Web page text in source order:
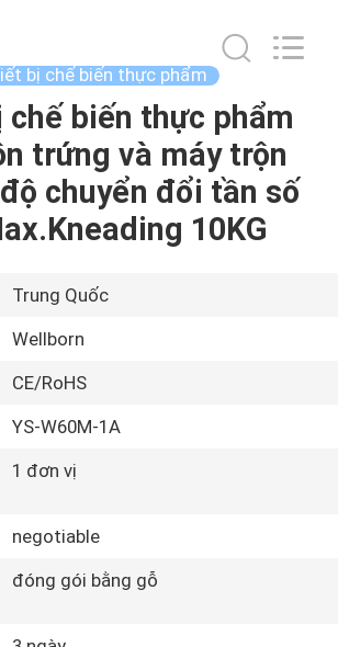
bị chế biến thực phẩm
biến thực phẩm
trứng và máy trộn
chuyển đổi tần số
10KG
Trung Quốc
Wellborn
CE/RoHS
YS-W60M-1A
1 đơn vị
negotiable
đóng gói bằng gỗ